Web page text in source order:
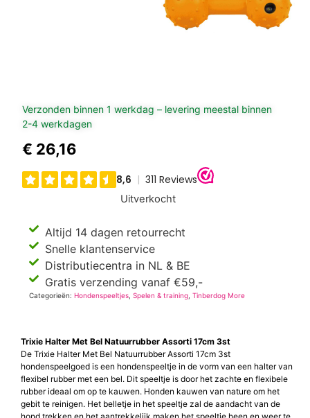
Verzonden binnen 1 werkdag – levering meestal binnen
2-4 werkdagen
€ 26,16
Uitverkocht
Altijd 14 dagen retourrecht
Snelle klantenservice
Distributiecentra in NL & BE
Gratis verzending vanaf €59,-
Categorieën:Hondenspeeltjes ,Spelen & training ,Tinberdog More
Trixie Halter Met Bel Natuurrubber Assorti 17cm 3st
De Trixie Halter Met Bel Natuurrubber Assorti 17cm 3st
hondenspeelgoed is een hondenspeeltje in de vorm van een halter van
flexibel rubber met een bel. Dit speeltje is door het zachte en flexibele
rubber ideaal om op te kauwen. Honden kauwen van nature om het
gebit te reinigen. Het belletje in het speeltje zal de aandacht van de